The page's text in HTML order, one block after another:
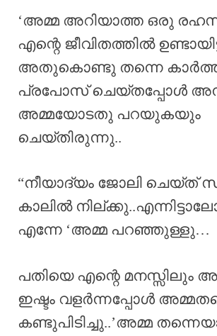
‘അമ്മ അറിയാത്ത ഒരു
എന്റെ ജീവിതത്തിൽ
അതുകൊണ്ടു തന്നെ
പ്രപോസ് ചെയ്തപ്പോൾ
അമ്മയോടതു പറയുകയും
ചെയ്തിരുന്നു..
“നീയാദ്യം ജോലി ചെയ്ത്
കാലിൽ
എന്നേ ‘അമ്മ പറഞ്ഞുള്ളു…
പതിയെ എന്റെ മനസ്സിലും
ഇഷ്ടം വളർന്നപ്പോൾ
കണ്ടുപിടിച്ചു..’അമ്മ